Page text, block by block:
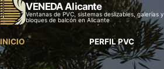
VENEDA Alicante
Ventanas de PVC, sistemas deslizables, galerías y
bloques de balcón en Alicante
INICIO PERFIL PVC